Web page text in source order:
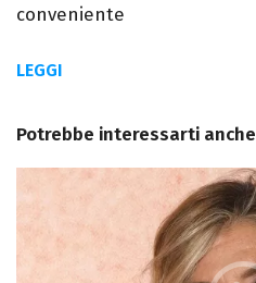
conveniente
LEGGI
Potrebbe interessarti anche